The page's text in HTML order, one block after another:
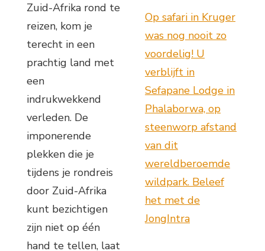
Zuid-Afrika rond te
reizen, kom je
terecht in een
prachtig land met
een
indrukwekkend
verleden. De
imponerende
plekken die je
tijdens je rondreis
door Zuid-Afrika
kunt bezichtigen
zijn niet op één
hand te tellen, laat
Op safari in Kruger
was nog nooit zo
voordelig! U
verblijft in
Sefapane Lodge in
Phalaborwa, op
steenworp afstand
van dit
wereldberoemde
wildpark. Beleef
het met de
JongIntra